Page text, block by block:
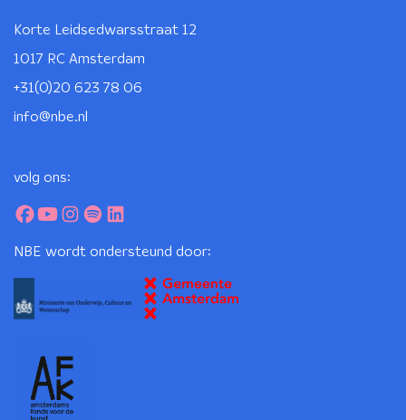
Korte Leidsedwarsstraat 12
1017 RC Amsterdam
+31(0)20 623 78 06
info@nbe.nl
volg ons:
NBE wordt ondersteund door: